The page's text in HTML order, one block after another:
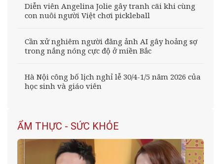
Diễn viên Angelina Jolie gây tranh cãi khi cùng
con nuôi người Việt chơi pickleball
Cần xử nghiêm người đăng ảnh AI gây hoảng sợ
trong nắng nóng cực độ ở miền Bắc
Hà Nội công bố lịch nghỉ lễ 30/4-1/5 năm 2026 của
học sinh và giáo viên
ẨM THỰC - SỨC KHỎE